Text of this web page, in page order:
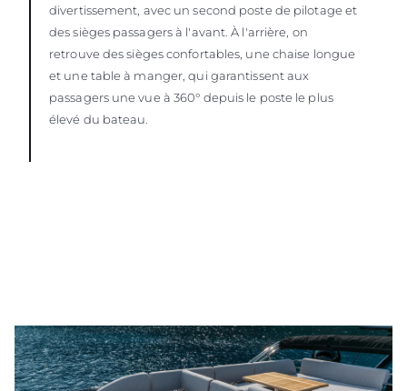
divertissement, avec un second poste de pilotage et
des sièges passagers à l'avant. À l'arrière, on
retrouve des sièges confortables, une chaise longue
et une table à manger, qui garantissent aux
passagers une vue à 360° depuis le poste le plus
élevé du bateau.